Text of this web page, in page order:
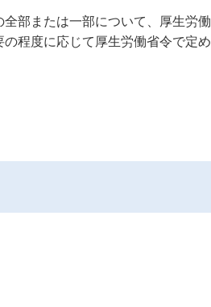
部または一部について、厚生労働
程度に応じて厚生労働省令で定め